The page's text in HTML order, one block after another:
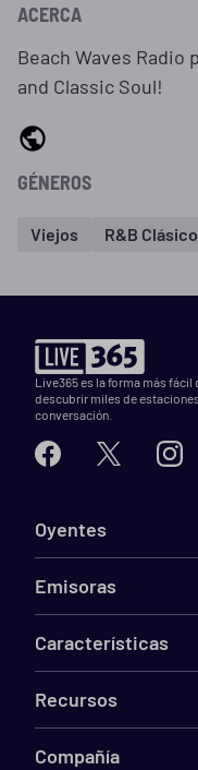
ACERCA
Beach Waves Radio
and Classic Soul!
GÉNEROS
Viejos R&B Clásico
Live365 es la forma más fácil
descubrir miles de
conversación.
Oyentes
Emisoras
Características
Recursos
Compañía